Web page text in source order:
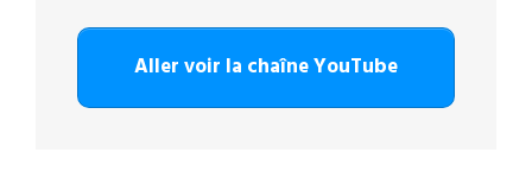
Aller voir la chaîne YouTube